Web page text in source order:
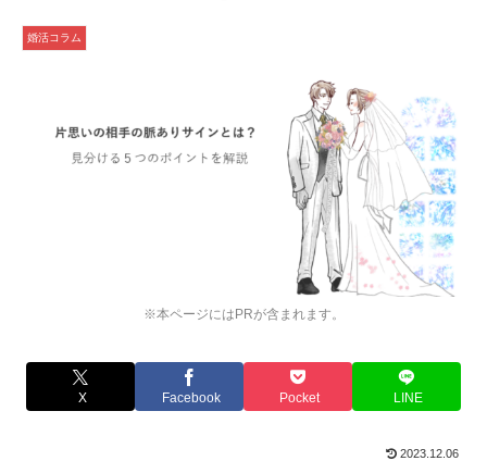
※本ページにはPRが含まれます。
婚活コラム
X Facebook Pocket LINE
2023.12.06